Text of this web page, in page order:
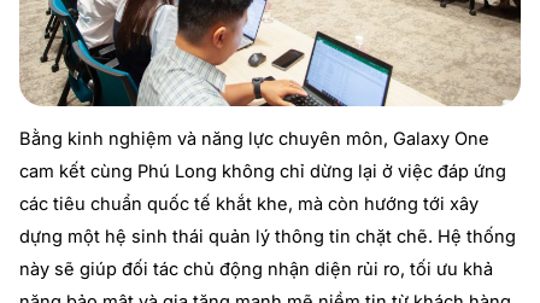
Bằng kinh nghiệm và năng lực chuyên môn, Galaxy One
cam kết cùng Phú Long không chỉ dừng lại ở việc đáp ứng
các tiêu chuẩn quốc tế khắt khe, mà còn hướng tới xây
dựng một hệ sinh thái quản lý thông tin chặt chẽ. Hệ thống
này sẽ giúp đối tác chủ động nhận diện rủi ro, tối ưu khả